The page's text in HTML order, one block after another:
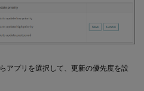
アプリを選択して、更新の優先度を設